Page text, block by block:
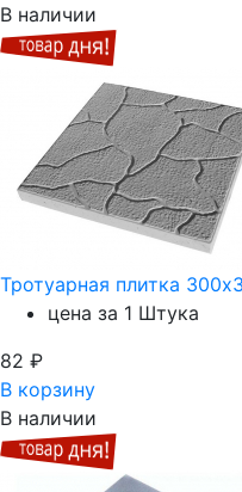
В наличии
Тротуарная плитка
цена за 1 Штука
82 ₽
В корзину
В наличии